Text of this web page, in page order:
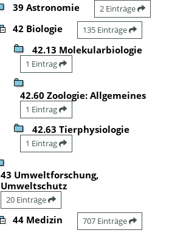
39 Astronomie 2 Einträge
42 Biologie 135 Einträge
42.13 Molekularbiologie
1 Eintrag
42.60 Zoologie: Allgemeines
1 Eintrag
42.63 Tierphysiologie
1 Eintrag
43 Umweltforschung,
Umweltschutz
20 Einträge
44 Medizin 707 Einträge